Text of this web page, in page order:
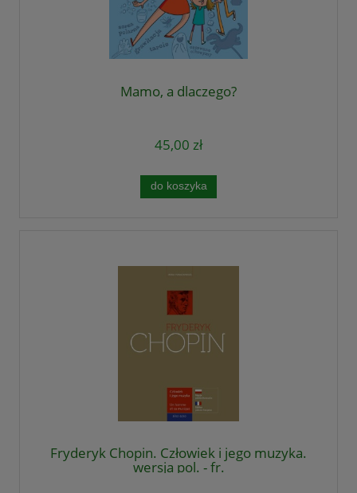
Mamo, a dlaczego?
45,00 zł
do koszyka
Fryderyk Chopin. Człowiek i jego muzyka.
wersja pol. - fr.